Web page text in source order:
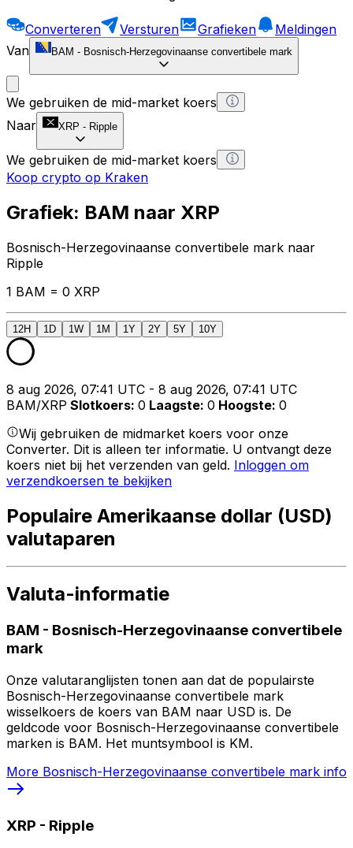
Converteren Versturen Grafieken
Meldingen
Van
BAM - Bosnisch-Herzegovinaanse convertibele mark
We gebruiken de mid-market koers
Naar
XRP - Ripple
We gebruiken de mid-market koers
Koop crypto op Kraken
Grafiek: BAM naar XRP
Bosnisch-Herzegovinaanse convertibele mark naar
Ripple
1 BAM = 0 XRP
12H 1D 1W 1M 1Y 2Y 5Y 10Y
8 aug 2026, 07:41 UTC - 8 aug 2026, 07:41 UTC
BAM/XRP Slotkoers: 0 Laagste: 0 Hoogste: 0
Wij gebruiken de midmarket koers voor onze
Converter. Dit is alleen ter informatie. U ontvangt deze
koers niet bij het verzenden van geld. Inloggen om
verzendkoersen te bekijken
Populaire Amerikaanse dollar (USD)
valutaparen
Valuta-informatie
BAM - Bosnisch-Herzegovinaanse convertibele
mark
Onze valutaranglijsten tonen aan dat de populairste
Bosnisch-Herzegovinaanse convertibele mark
wisselkoers de koers van BAM naar USD is. De
geldcode voor Bosnisch-Herzegovinaanse convertibele
marken is BAM. Het muntsymbool is KM.
More Bosnisch-Herzegovinaanse convertibele mark info
XRP - Ripple